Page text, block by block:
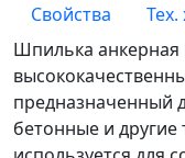
Свойства
Тех.
Шпилька анкерная
предназначенный
бетонные и